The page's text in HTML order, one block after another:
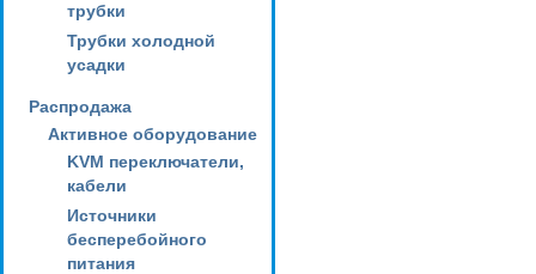
трубки
Трубки холодной
усадки
Распродажа
Активное оборудование
KVM переключатели,
кабели
Источники
бесперебойного
питания